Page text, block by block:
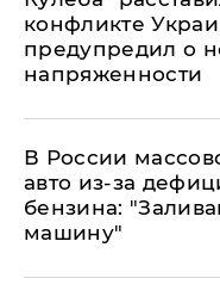
конфликте
предупредил о
напряженности
В России
авто из-за
бензина:
машину"